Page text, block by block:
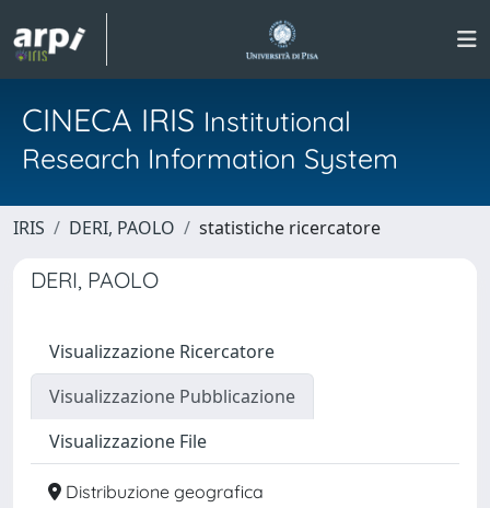
CINECA IRIS Institutional
Research Information System
IRIS DERI, PAOLO statistiche ricercatore
DERI, PAOLO
Visualizzazione Ricercatore
Visualizzazione Pubblicazione
Visualizzazione File
Distribuzione geografica